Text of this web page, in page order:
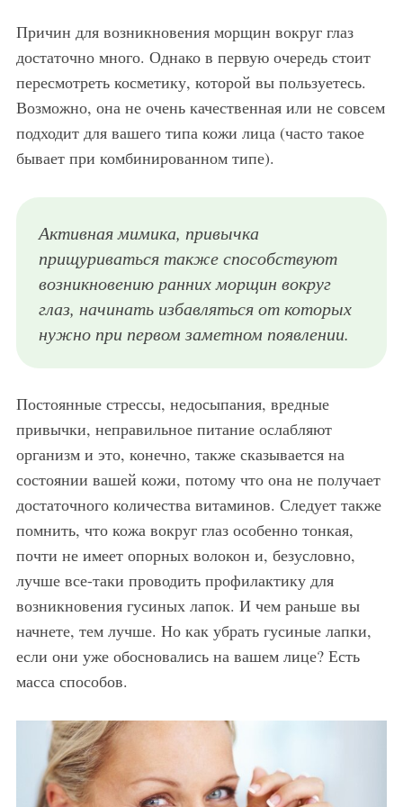
Причин для возникновения морщин вокруг глаз
достаточно много. Однако в первую очередь стоит
пересмотреть косметику, которой вы пользуетесь.
Возможно, она не очень качественная или не совсем
подходит для вашего типа кожи лица (часто такое
бывает при комбинированном типе).
Активная мимика, привычка
прищуриваться также способствуют
возникновению ранних морщин вокруг
глаз, начинать избавляться от которых
нужно при первом заметном появлении.
Постоянные стрессы, недосыпания, вредные
привычки, неправильное питание ослабляют
организм и это, конечно, также сказывается на
состоянии вашей кожи, потому что она не получает
достаточного количества витаминов. Следует также
помнить, что кожа вокруг глаз особенно тонкая,
почти не имеет опорных волокон и, безусловно,
лучше все-таки проводить профилактику для
возникновения гусиных лапок. И чем раньше вы
начнете, тем лучше. Но как убрать гусиные лапки,
если они уже обосновались на вашем лице? Есть
масса способов.